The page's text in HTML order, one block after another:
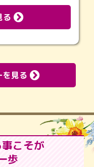
る
を見る
こそが
歩